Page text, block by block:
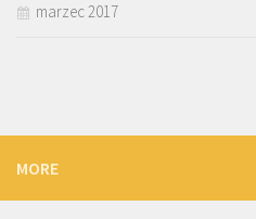
marzec 2017
MORE